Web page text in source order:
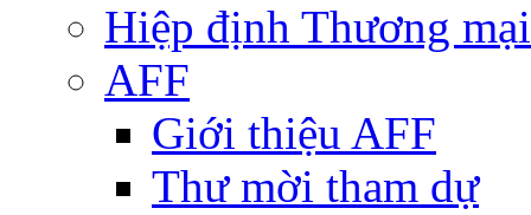
Hiệp định Thương
AFF
Giới thiệu AFF
Thư mời tham dự